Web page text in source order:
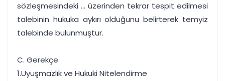
sözleşmesindeki ... üzerinden tekrar tespit edilmesi
talebinin hukuka aykırı olduğunu belirterek temyiz
talebinde bulunmuştur.
C. Gerekçe
1.Uyuşmazlık ve Hukuki Nitelendirme